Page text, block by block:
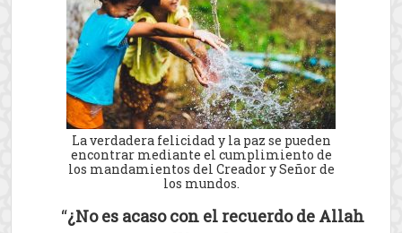
La verdadera felicidad y la paz se pueden
encontrar mediante el cumplimiento de
los mandamientos del Creador y Señor de
los mundos.
“¿No es acaso con el recuerdo de Allah